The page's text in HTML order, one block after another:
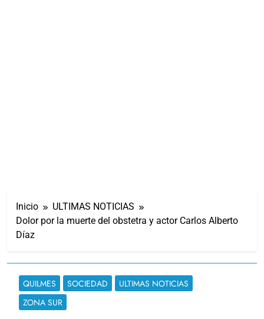
Inicio
ULTIMAS NOTICIAS
Dolor por la muerte del obstetra y actor Carlos Alberto
Díaz
QUILMES SOCIEDAD
ULTIMAS NOTICIAS
ZONA SUR